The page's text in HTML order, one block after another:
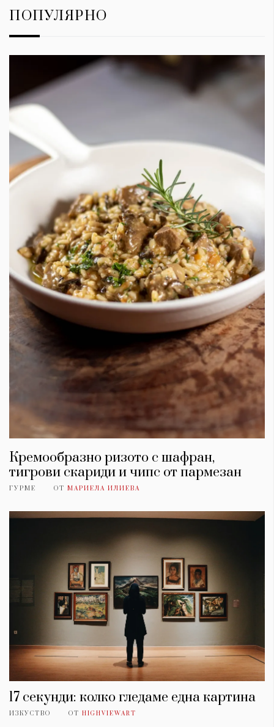
ПОПУЛЯРНО
Кремообразно ризото с шафран,
тигрови скариди и чипс от пармезан
ГУРМЕ ОТ МАРИЕЛА ИЛИЕВА
17 секунди: колко гледаме една картина
ИЗКУСТВО ОТ HIGHVIEWART